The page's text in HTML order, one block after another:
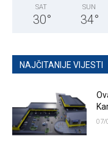
SAT
30°
SUN
34°
NAJČITANIJE VIJESTI
07/